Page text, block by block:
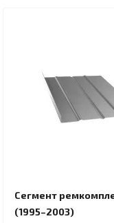
Сегмент
(1995–2003)